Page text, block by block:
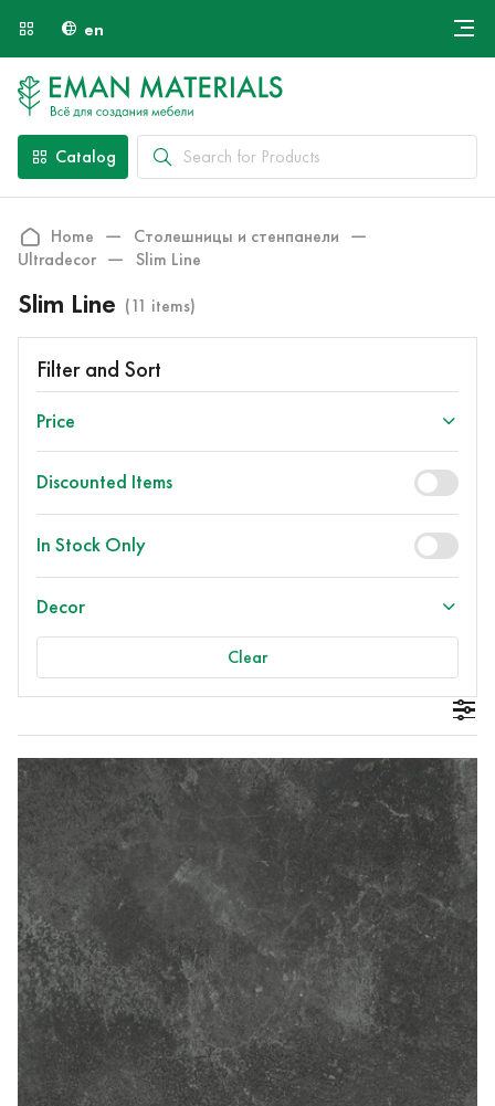
en
Payment and Delivery
Catalog
Home
Столешницы и стенпанели
Ultradecor
Slim Line
Slim Line (11 items)
Filter and Sort
Price
Discounted Items
In Stock Only
Decor
Clear